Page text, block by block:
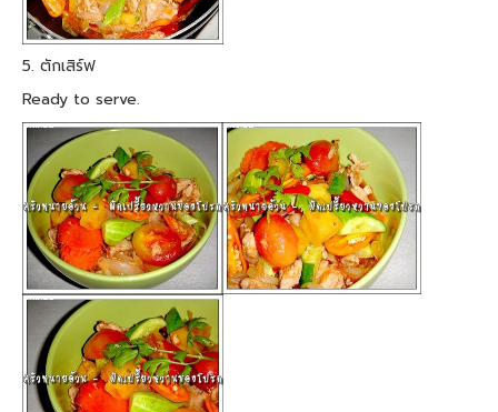
5. ตักเสิร์ฟ
Ready to serve.